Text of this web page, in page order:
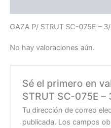
GAZA P/ STRUT SC-075E –
No hay valoraciones aún.
Sé el primero en
STRUT SC-075E –
Tu dirección de correo
publicada. Los campos